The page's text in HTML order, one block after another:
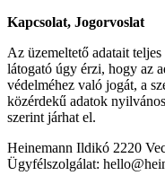
Kapcsolat, Jogorvoslat
Az üzemeltető adatait
látogató úgy érzi, hogy az
védelméhez való jogát, a
közérdekű adatok
szerint járhat el.
Heinemann Ildikó 2220
Ügyfélszolgálat: